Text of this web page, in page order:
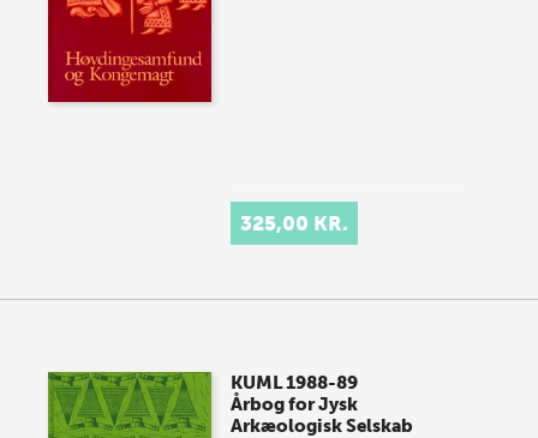
325,00 KR.
KUML 1988-89
Årbog for Jysk
Arkæologisk Selskab